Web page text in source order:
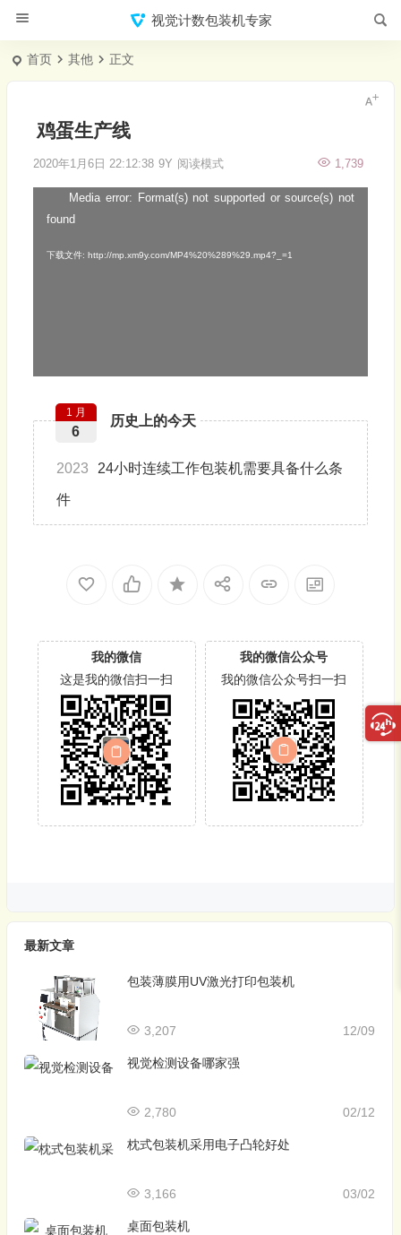
视觉计数包装机专家
首页 其他 正文
鸡蛋生产线
2020年1月6日 22:12:38 9Y 1,739
阅读模式
Media error: Format(s) not supported or source(s) not
found
下载文件: http://mp.xm9y.com/MP4%20%289%29.mp4?_=1
历史上的今天
1 月
6
2023 24小时连续工作包装机需要具备什么条
件
我的微信
这是我的微信扫一扫
我的微信公众号
我的微信公众号扫一扫
最新文章
包装薄膜用UV激光打印包装机
12/09
3,207
视觉检测设备哪家强
02/12
2,780
枕式包装机采用电子凸轮好处
03/02
3,166
桌面包装机